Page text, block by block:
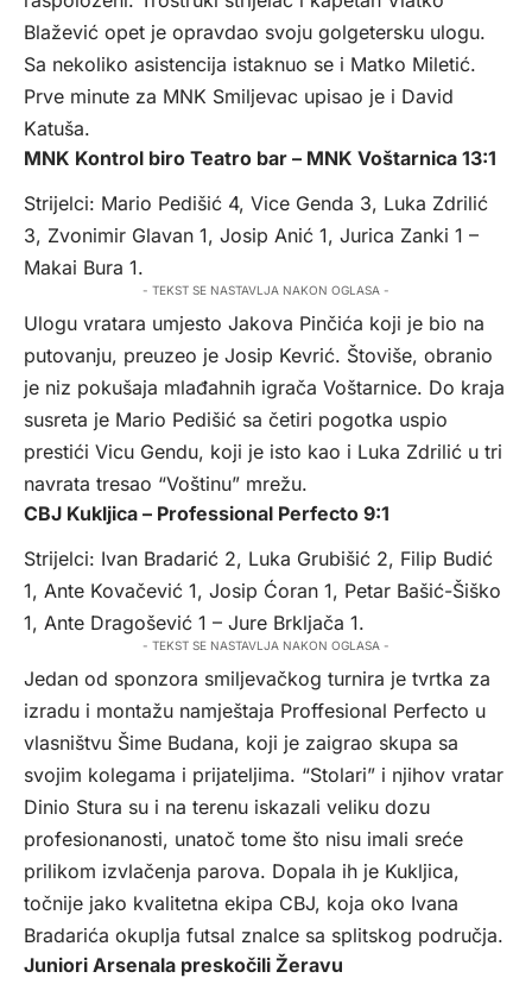
Blažević opet je opravdao svoju golgetersku ulogu.
Sa nekoliko asistencija istaknuo se i Matko Miletić.
Prve minute za MNK Smiljevac upisao je i David
Katuša.
MNK Kontrol biro Teatro bar – MNK Voštarnica 13:1
Strijelci: Mario Pedišić 4, Vice Genda 3, Luka Zdrilić
3, Zvonimir Glavan 1, Josip Anić 1, Jurica Zanki 1 –
Makai Bura 1.
- TEKST SE NASTAVLJA NAKON OGLASA -
Ulogu vratara umjesto Jakova Pinčića koji je bio na
putovanju, preuzeo je Josip Kevrić. Štoviše, obranio
je niz pokušaja mlađahnih igrača Voštarnice. Do kraja
susreta je Mario Pedišić sa četiri pogotka uspio
prestići Vicu Gendu, koji je isto kao i Luka Zdrilić u tri
navrata tresao “Voštinu” mrežu.
CBJ Kukljica – Professional Perfecto 9:1
Strijelci: Ivan Bradarić 2, Luka Grubišić 2, Filip Budić
1, Ante Kovačević 1, Josip Ćoran 1, Petar Bašić-Šiško
1, Ante Dragošević 1 – Jure Brkljača 1.
- TEKST SE NASTAVLJA NAKON OGLASA -
Jedan od sponzora smiljevačkog turnira je tvrtka za
izradu i montažu namještaja Proffesional Perfecto u
vlasništvu Šime Budana, koji je zaigrao skupa sa
svojim kolegama i prijateljima. “Stolari” i njihov vratar
Dinio Stura su i na terenu iskazali veliku dozu
profesionanosti, unatoč tome što nisu imali sreće
prilikom izvlačenja parova. Dopala ih je Kukljica,
točnije jako kvalitetna ekipa CBJ, koja oko Ivana
Bradarića okuplja futsal znalce sa splitskog područja.
Juniori Arsenala preskočili Žeravu